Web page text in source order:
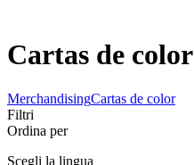
Cartas de color
MerchandisingCartas de color
Filtri
Ordina per
Scegli la lingua